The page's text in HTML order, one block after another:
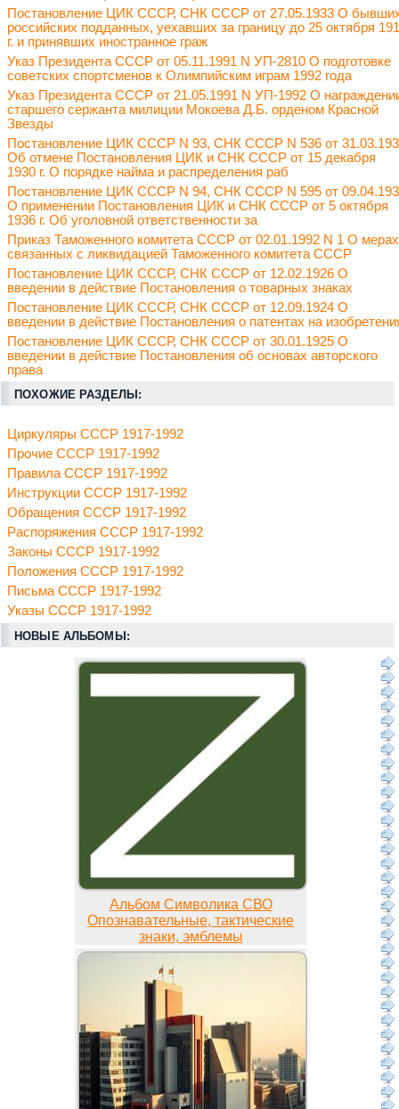
Постановление ЦИК СССР, СНК СССР от 27.05.1933 О
российских подданных, уехавших за границу до 25 октября
г. и принявших иностранное граж
Указ Президента СССР от 05.11.1991 N УП-2810 О подготовке
советских спортсменов к Олимпийским играм 1992 года
Указ Президента СССР от 21.05.1991 N УП-1992 О
старшего сержанта милиции Мокоева Д.Б. орденом Красной
Звезды
Постановление ЦИК СССР N 93, СНК СССР N 536 от
Об отмене Постановления ЦИК и СНК СССР от 15 декабря
1930 г. О порядке найма и распределения раб
Постановление ЦИК СССР N 94, СНК СССР N 595 от
О применении Постановления ЦИК и СНК СССР от 5 октября
1936 г. Об уголовной ответственности за
Приказ Таможенного комитета СССР от 02.01.1992 N 1 О
связанных с ликвидацией Таможенного комитета СССР
Постановление ЦИК СССР, СНК СССР от 12.02.1926 О
введении в действие Постановления о товарных знаках
Постановление ЦИК СССР, СНК СССР от 12.09.1924 О
введении в действие Постановления о патентах на
Постановление ЦИК СССР, СНК СССР от 30.01.1925 О
введении в действие Постановления об основах авторского
права
ПОХОЖИЕ РАЗДЕЛЫ:
Циркуляры СССР 1917-1992
Прочие СССР 1917-1992
Правила СССР 1917-1992
Инструкции СССР 1917-1992
Обращения СССР 1917-1992
Распоряжения СССР 1917-1992
Законы СССР 1917-1992
Положения СССР 1917-1992
Письма СССР 1917-1992
Указы СССР 1917-1992
НОВЫЕ АЛЬБОМЫ:
Альбом Символика СВО
Опознавательные, тактические
знаки, эмблемы